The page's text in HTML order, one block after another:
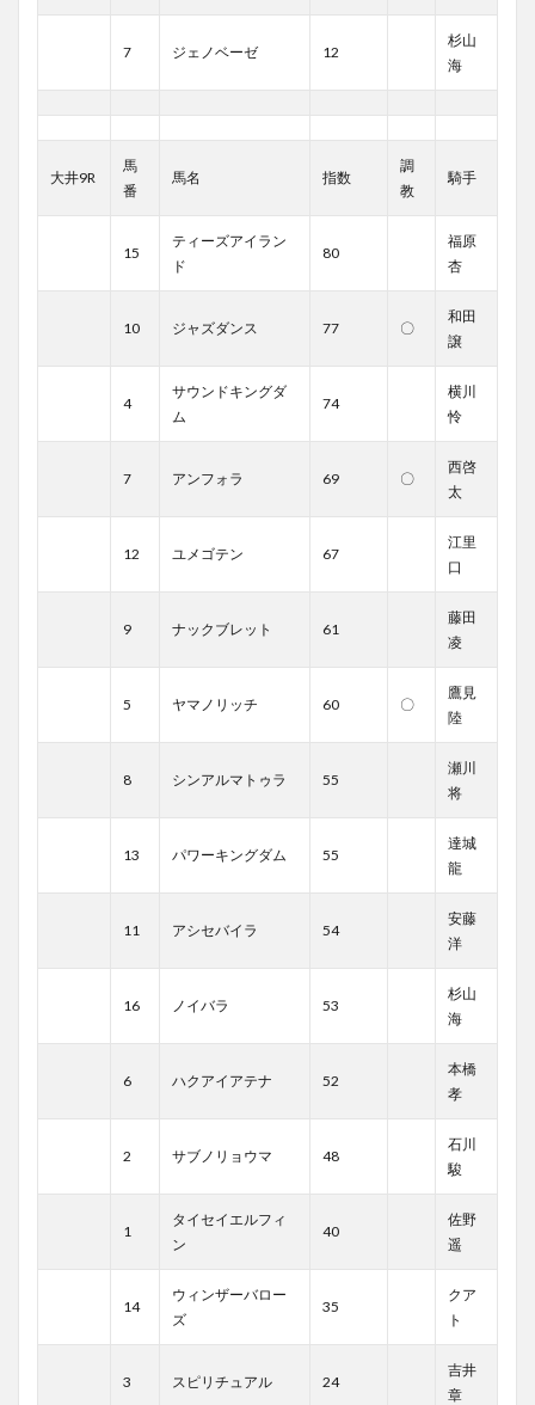
7 ジェノベーゼ 12
杉山
海
大井9R
馬
番
馬名 指数
調
教
騎手
15
ティーズアイラン
ド
80
福原
杏
10 ジャズダンス 77 〇
和田
譲
4
サウンドキングダ
ム
74
横川
怜
7 アンフォラ 69 〇
西啓
太
12 ユメゴテン 67
江里
口
9 ナックブレット 61
藤田
凌
5 ヤマノリッチ 60 〇
鷹見
陸
8 シンアルマトゥラ 55
瀬川
将
13 パワーキングダム 55
達城
龍
11 アシセバイラ 54
安藤
洋
16 ノイバラ 53
杉山
海
6 ハクアイアテナ 52
本橋
孝
2 サブノリョウマ 48
石川
駿
1
タイセイエルフィ
ン
40
佐野
遥
14
ウィンザーバロー
ズ
35
クア
ト
3 スピリチュアル 24
吉井
章